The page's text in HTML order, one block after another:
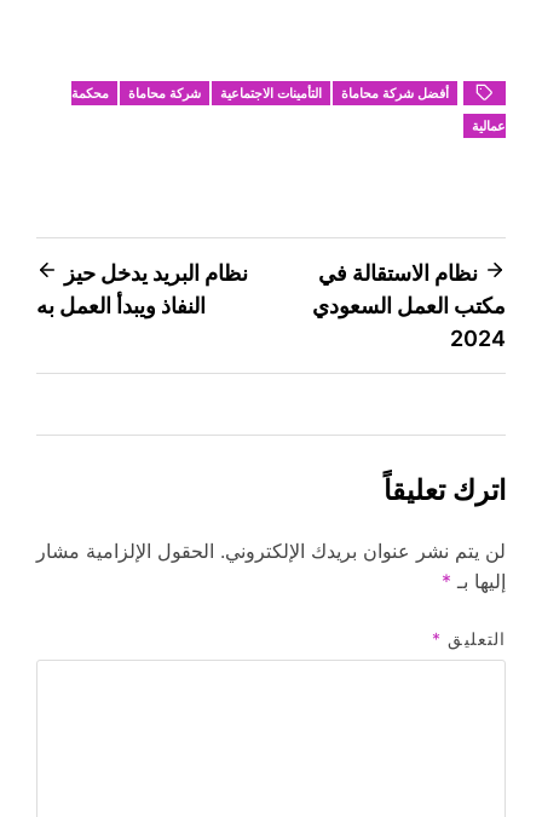
أفضل شركة محاماة التأمينات الاجتماعية شركة محاماة
محكمة
عمالية
تصفّح
المقالات
نظام الاستقالة في
مكتب العمل السعودي
2024
نظام البريد يدخل حيز
النفاذ ويبدأ العمل به
اترك تعليقاً
لن يتم نشر عنوان بريدك الإلكتروني. الحقول الإلزامية مشار
إليها بـ *
التعليق *